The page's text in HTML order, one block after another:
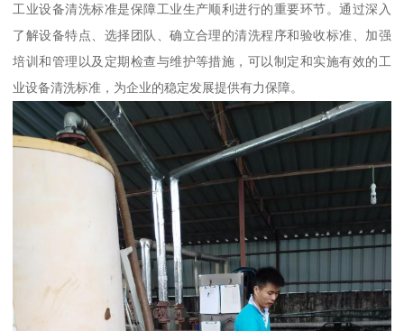
工业设备清洗标准是保障工业生产顺利进行的重要环节。通过深入
了解设备特点、选择团队、确立合理的清洗程序和验收标准、加强
培训和管理以及定期检查与维护等措施，可以制定和实施有效的工
业设备清洗标准，为企业的稳定发展提供有力保障。